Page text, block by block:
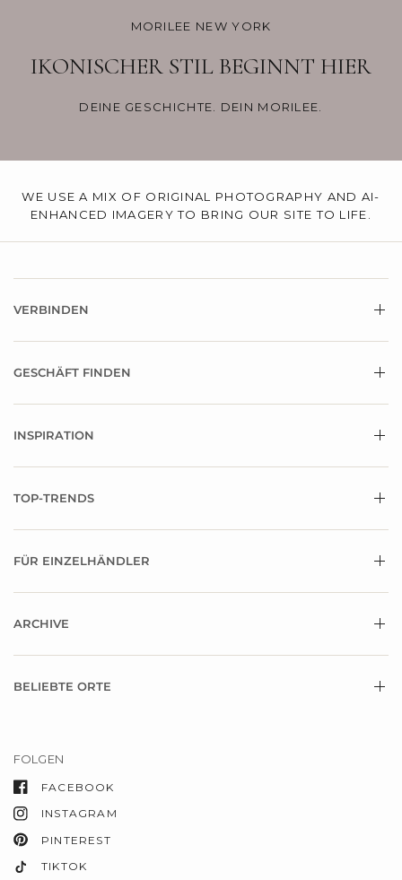
MORILEE NEW YORK
IKONISCHER STIL BEGINNT HIER
DEINE GESCHICHTE. DEIN MORILEE.
WE USE A MIX OF ORIGINAL PHOTOGRAPHY AND AI-
ENHANCED IMAGERY TO BRING OUR SITE TO LIFE.
VERBINDEN
GESCHÄFT FINDEN
INSPIRATION
TOP-TRENDS
FÜR EINZELHÄNDLER
ARCHIVE
BELIEBTE ORTE
FOLGEN
FACEBOOK
INSTAGRAM
PINTEREST
TIKTOK